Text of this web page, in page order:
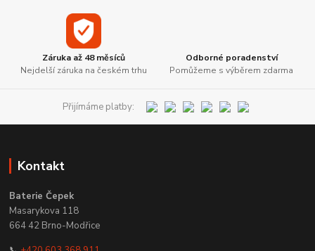
Záruka až 48 měsíců
Nejdelší záruka na českém trhu
Odborné poradenství
Pomůžeme s výběrem zdarma
Přijímáme platby:
Kontakt
Baterie Čepek
Masarykova 118
664 42 Brno-Modřice